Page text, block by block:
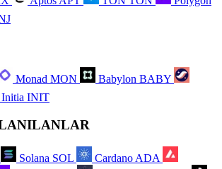
Monad MON Babylon BABY
Initia INIT
Solana SOL Cardano ADA